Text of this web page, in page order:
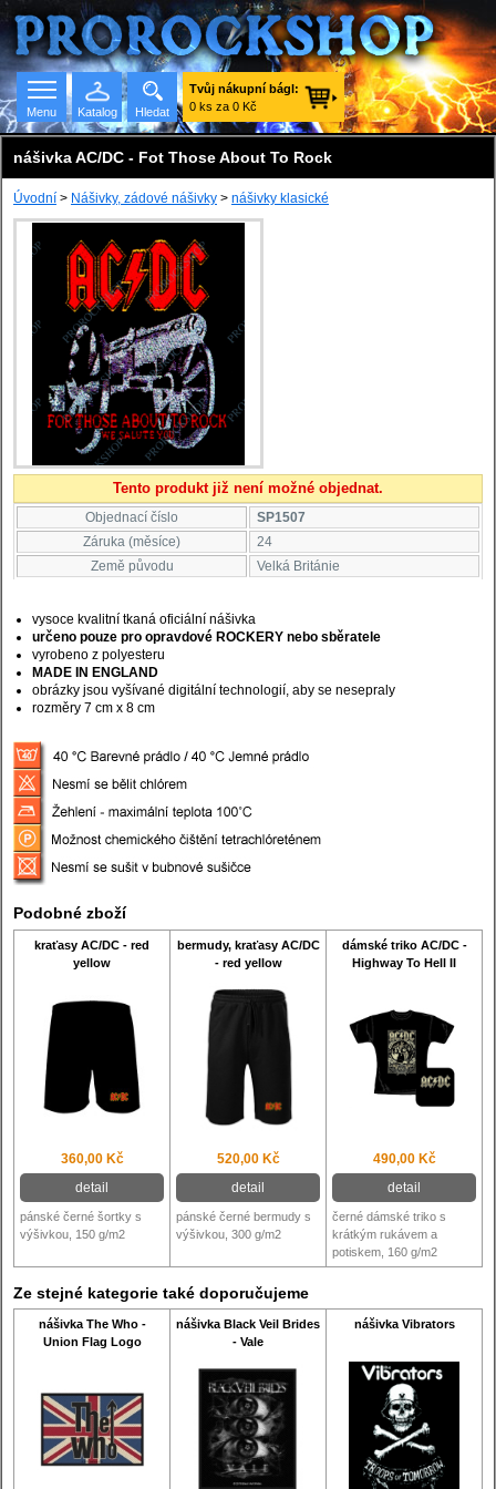
Hledat
Menu
Tvůj nákupní bágl:
0 ks za 0 Kč
nášivka AC/DC - Fot Those About To Rock
Úvodní > Nášivky, zádové nášivky > nášivky klasické
Tento produkt již není možné objednat.
Objednací číslo
SP1507
Záruka (měsíce)
24
Země původu
Velká Británie
vysoce kvalitní tkaná oficiální nášivka
určeno pouze pro opravdové ROCKERY nebo sběratele
vyrobeno z polyesteru
MADE IN ENGLAND
obrázky jsou vyšívané digitální technologií, aby se nesepraly
rozměry 7 cm x 8 cm
Podobné zboží
kraťasy AC/DC - red
yellow
bermudy, kraťasy AC/DC
- red yellow
dámské triko AC/DC -
Highway To Hell II
360,00 Kč
detail
520,00 Kč
detail
490,00 Kč
detail
pánské černé šortky s
výšivkou, 150 g/m2
pánské černé bermudy s
výšivkou, 300 g/m2
černé dámské triko s
krátkým rukávem a
potiskem, 160 g/m2
Ze stejné kategorie také doporučujeme
nášivka The Who -
Union Flag Logo
nášivka Black Veil Brides
- Vale
nášivka Vibrators
Katalog